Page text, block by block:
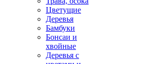
Цветущие
Деревья
Бамбуки
Бонсаи и
хвойные
Деревья с